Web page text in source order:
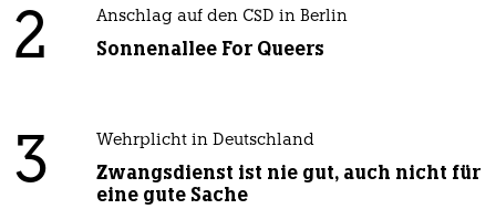
2 Anschlag auf den CSD in Berlin
Sonnenallee For Queers
3 Wehrplicht in Deutschland
Zwangsdienst ist nie gut, auch nicht für
eine gute Sache